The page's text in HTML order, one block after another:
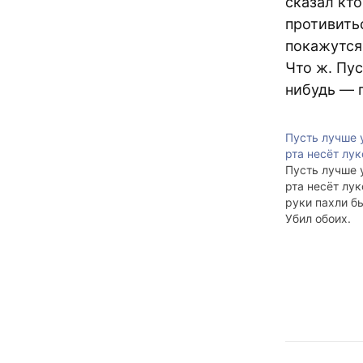
Что ж.
нибудь —
Пусть лучше
рта несёт
Пусть лучше
рта несёт
руки пахли
Убил обоих.